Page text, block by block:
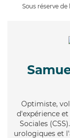
Sous réserve
Optimiste,
d'expérience
Sociales
urologiques et